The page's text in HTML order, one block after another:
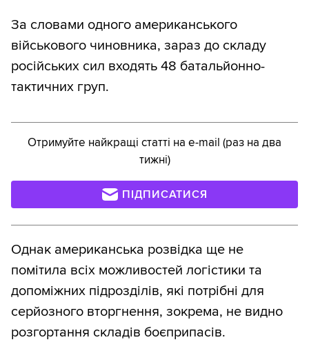
За словами одного американського
військового чиновника, зараз до складу
російських сил входять 48 батальйонно-
тактичних груп.
Отримуйте найкращі статті на e-mail (раз на два
тижні)
ПІДПИСАТИСЯ
Однак американська розвідка ще не
помітила всіх можливостей логістики та
допоміжних підрозділів, які потрібні для
серйозного вторгнення, зокрема, не видно
розгортання складів боєприпасів.